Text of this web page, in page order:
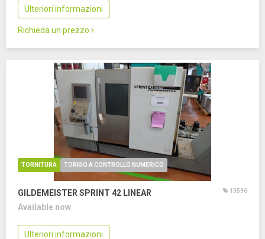
Ulteriori informazioni
Richieda un prezzo
TORNITURA TORNIO A CONTROLLO NUMERICO
GILDEMEISTER SPRINT 42 LINEAR 13596
Available now
Ulteriori informazioni